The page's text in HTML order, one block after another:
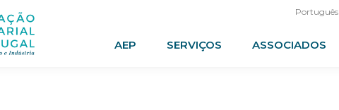
Português
AEP SERVIÇOS ASSOCIADOS